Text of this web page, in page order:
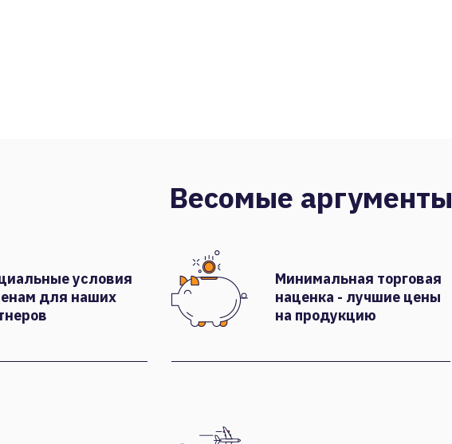
Весомые аргументы
условия
для наших
Минимальная торговая
наценка - лучшие цены
на продукцию